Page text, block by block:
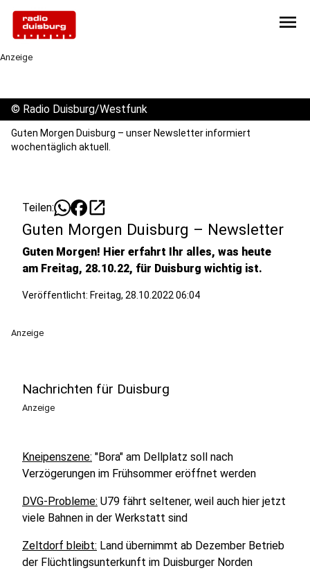
menu
Anzeige
© Radio Duisburg/Westfunk
Guten Morgen Duisburg – unser Newsletter informiert
wochentäglich aktuell.
Teilen: open_in_new
Guten Morgen Duisburg – Newsletter
Guten Morgen! Hier erfahrt Ihr alles, was heute
am Freitag, 28.10.22, für Duisburg wichtig ist.
Veröffentlicht: Freitag, 28.10.2022 06:04
Anzeige
Nachrichten für Duisburg
Anzeige
Kneipenszene: "Bora" am Dellplatz soll nach
Verzögerungen im Frühsommer eröffnet werden
DVG-Probleme: U79 fährt seltener, weil auch hier jetzt
viele Bahnen in der Werkstatt sind
Zeltdorf bleibt: Land übernimmt ab Dezember Betrieb
der Flüchtlingsunterkunft im Duisburger Norden